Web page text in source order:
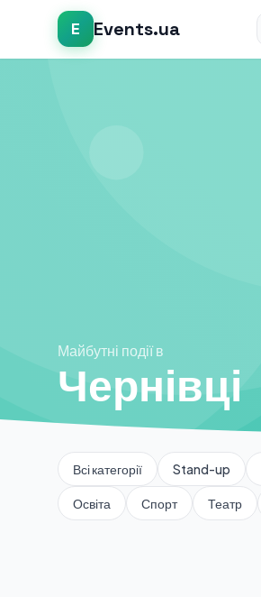
E Events.ua
Майбутні події в
Чернівці
Всі категорії Stand-up
Освіта Спорт Театр